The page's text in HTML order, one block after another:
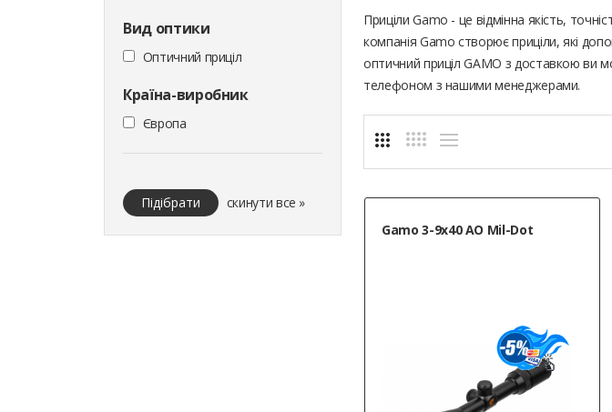
Вид оптики
Оптичний приціл
Країна-виробник
Європа
Підібрати скинути все »
Приціли Gamo - це відмінна якість,
компанія Gamo створює приціли, які
оптичний приціл GAMO з доставкою ви
телефоном з нашими менеджерами.
Gamo 3-9х40 AO Mil-Dot